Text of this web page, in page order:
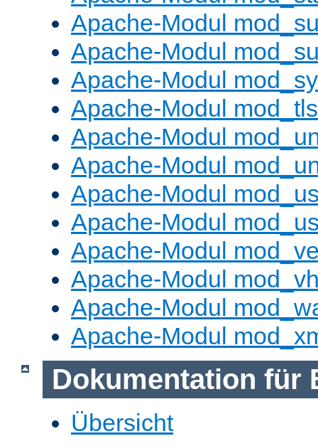
Apache-Modul
Apache-Modul
Apache-Modul
Apache-Modul mod_tls
Apache-Modul
Apache-Modul
Apache-Modul
Apache-Modul
Apache-Modul
Apache-Modul
Apache-Modul
Apache-Modul
Dokumentation für
Übersicht